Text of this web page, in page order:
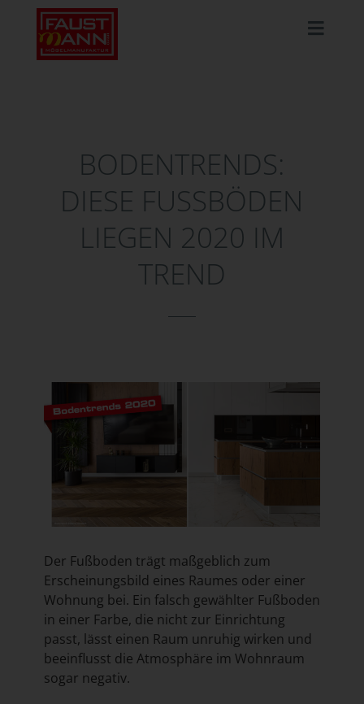
BODENTRENDS:
DIESE FUSSBÖDEN L
IEGEN 2020 IM T
REND
Der Fußboden trägt maßgeblich zum
Erscheinungsbild eines Raumes oder einer
Wohnung bei. Ein falsch gewählter Fußboden
in einer Farbe, die nicht zur Einrichtung
passt, lässt einen Raum unruhig wirken und
beeinflusst die Atmosphäre im Wohnraum
sogar negativ.